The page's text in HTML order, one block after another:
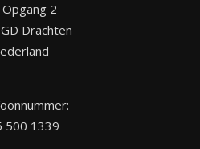
2
Drachten
500 1339